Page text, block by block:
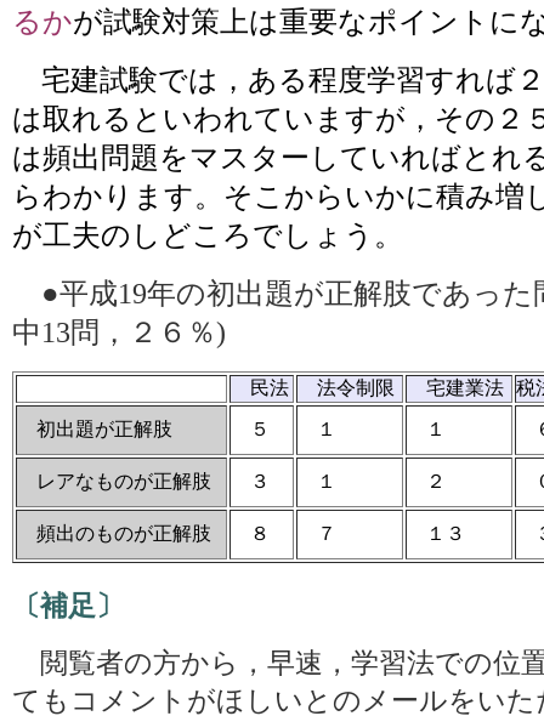
るかが試験対策上は重要なポイントに
宅建試験では，ある程度学習すれば
は取れるといわれていますが，その２
は頻出問題をマスターしていればとれ
らわかります。そこからいかに積み増
が工夫のしどころでしょう。
●平成19年の初出題が正解肢であっ
中13問，２６％)
民法 法令制限 宅建業法 税
初出題が正解肢
５ １ １
レアなものが正解肢 ３ １ ２
頻出のものが正解肢 ８ ７ １３
〔補足〕
閲覧者の方から，早速，学習法での位
てもコメントがほしいとのメールをい